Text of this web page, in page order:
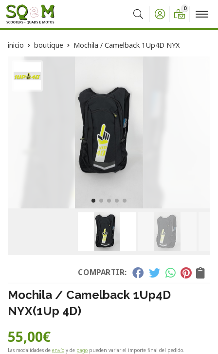
Buscar
0
inicio boutique Mochila / Camelback 1Up4D NYX
COMPARTIR:
Mochila / Camelback 1Up4D
NYX(1Up 4D)
55,00€
Las modalidades de envío y de pago pueden variar el importe final del pedido.